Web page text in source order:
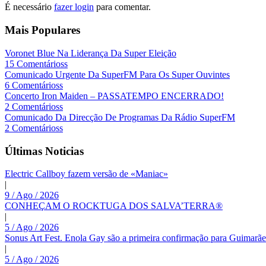
É necessário fazer login para comentar.
Mais Populares
Voronet Blue Na Liderança Da Super Eleição
15 Comentárioss
Comunicado Urgente Da SuperFM Para Os Super Ouvintes
6 Comentárioss
Concerto Iron Maiden – PASSATEMPO ENCERRADO!
2 Comentárioss
Comunicado Da Direcção De Programas Da Rádio SuperFM
2 Comentárioss
Últimas Noticias
Electric Callboy fazem versão de «Maniac»
|
9 / Ago / 2026
CONHEÇAM O ROCKTUGA DOS SALVA’TERRA®
|
5 / Ago / 2026
Sonus Art Fest. Enola Gay são a primeira confirmação para
|
5 / Ago / 2026